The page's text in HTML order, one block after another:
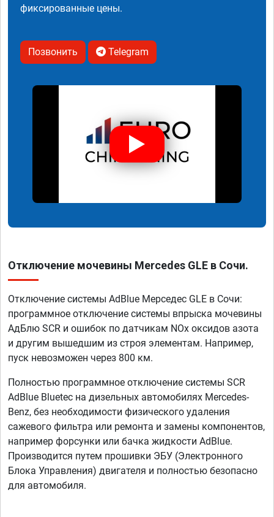
фиксированные цены.
Позвонить Telegram
Отключение мочевины Mercedes GLE в Сочи.
Отключение системы AdBlue Мерседес GLE в Сочи:
программное отключение системы впрыска мочевины
АдБлю SCR и ошибок по датчикам NOx оксидов азота
и другим вышедшим из строя элементам. Например,
пуск невозможен через 800 км.
Полностью программное отключение системы SCR
AdBlue Bluetec на дизельных автомобилях Mercedes-
Benz, без необходимости физического удаления
сажевого фильтра или ремонта и замены компонентов,
например форсунки или бачка жидкости AdBlue.
Производится путем прошивки ЭБУ (Электронного
Блока Управления) двигателя и полностью безопасно
для автомобиля.